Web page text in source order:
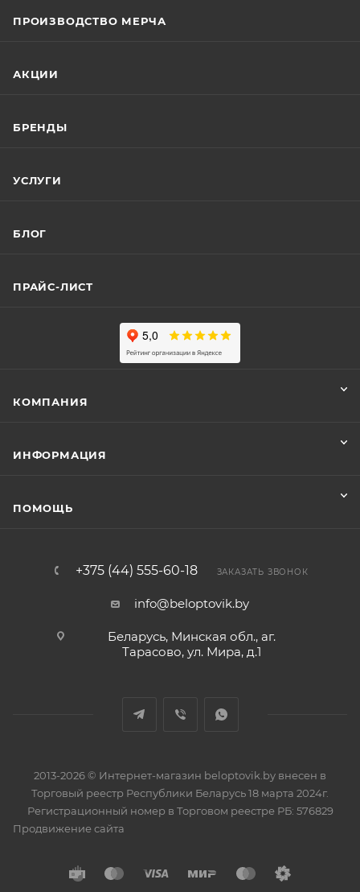
ПРОИЗВОДСТВО МЕРЧА
АКЦИИ
БРЕНДЫ
УСЛУГИ
БЛОГ
ПРАЙС-ЛИСТ
КОМПАНИЯ
ИНФОРМАЦИЯ
ПОМОЩЬ
+375 (44) 555-60-18 ЗАКАЗАТЬ ЗВОНОК
info@beloptovik.by
Беларусь, Минская обл., аг.
Тарасово, ул. Мира, д.1
2013-2026 © Интернет-магазин beloptovik.by внесен в
Торговый реестр Республики Беларусь 18 марта 2024г.
Регистрационный номер в Торговом реестре РБ: 576829
Продвижение сайта